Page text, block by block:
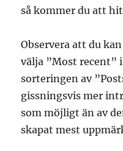
så kommer du att
Observera att du
välja ”Most recent”
sorteringen av
gissningsvis mer
som möjligt än av
skapat mest